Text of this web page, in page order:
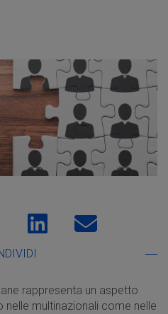
rappresenta un aspetto
nelle multinazionali come nelle